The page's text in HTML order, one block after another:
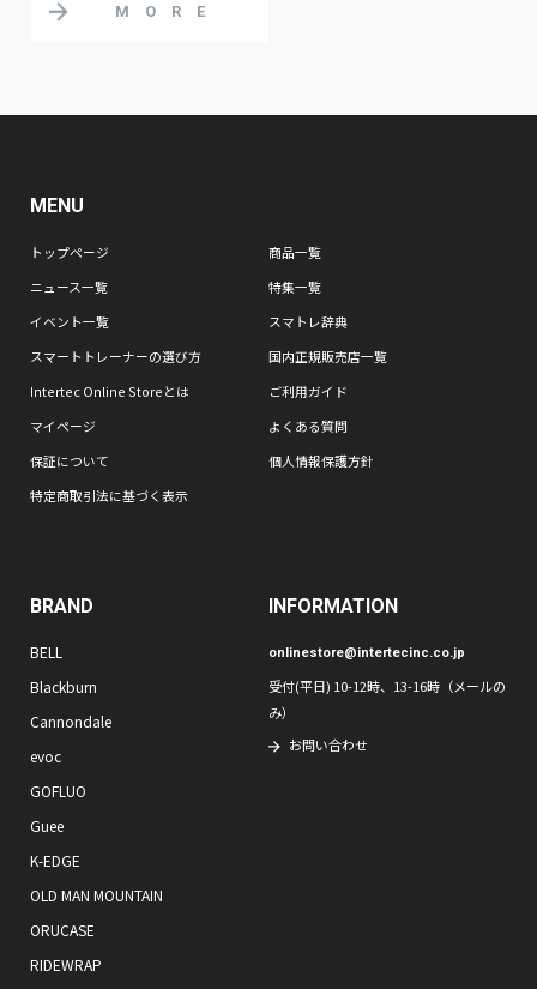
MORE
MENU
トップページ
商品一覧
ニュース一覧
特集一覧
イベント一覧
スマトレ辞典
スマートトレーナーの選び方
国内正規販売店一覧
Intertec Online Storeとは
ご利用ガイド
マイページ
よくある質問
保証について
個人情報保護方針
特定商取引法に基づく表示
BRAND
BELL
Blackburn
Cannondale
evoc
GOFLUO
Guee
K-EDGE
OLD MAN MOUNTAIN
ORUCASE
RIDEWRAP
INFORMATION
onlinestore@intertecinc.co.jp
受付(平日) 10-12時、13-16時（メールの
み）
お問い合わせ